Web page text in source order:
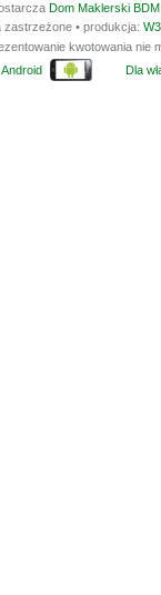
Dom Maklerski
• produkcja:
kwotowania
Dla